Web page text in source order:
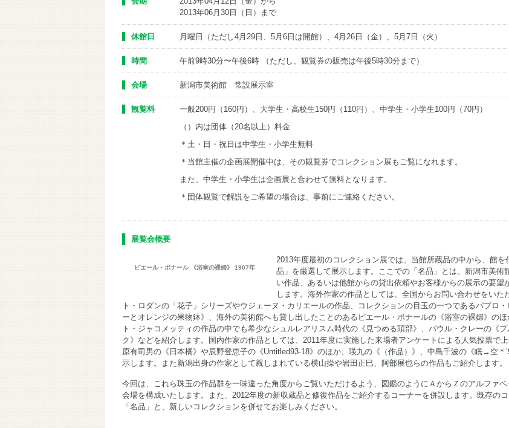
2013年06月30日（日）まで
休館日 月曜日（ただし4月29日、5月6日は開館）、4月26日（金）、5月7日（火）
時間 午前9時30分〜午後6時 （ただし、観覧券の販売は午後5時30分まで）
会場 新潟市美術館 常設展示室
観覧料
一般200円（160円）、大学生・高校生150円（110円）、中学生・小学生100円（70円）
（）内は団体（20名以上）料金
＊土・日・祝日は中学生・小学生無料
＊当館主催の企画展開催中は、その観覧券でコレクション展もご覧になれます。
また、中学生・小学生は企画展と合わせて無料となります。
＊団体観覧で解説をご希望の場合は、事前にご連絡ください。
展覧会概要
ピエール・ボナール 《浴室の裸婦》 1907年
2013年度最初のコレクション展では、当館所蔵品の中から、館を
品」を厳選して展示します。ここでの「名品」とは、新潟市美術
い作品、あるいは他館からの貸出依頼やお客様からの展示の要望
します。海外作家の作品としては、全国からお問い合わせをいた
ト・ロダンの「花子」シリーズやウジェーヌ・カリエールの作品、コレクションの目玉の一つであるパブロ
ーとオレンジの果物鉢》、海外の美術館へも貸し出したことのあるピエール・ボナールの《浴室の裸婦》の
ト・ジャコメッティの作品の中でも希少なシュルレアリスム時代の《見つめる頭部》、パウル・クレーの《プ
ク》などを紹介します。国内作家の作品としては、2011年度に実施した来場者アンケートによる人気投票で
原有司男の《日本橋》や辰野登恵子の《Untitled93-18》のほか、瑛九の《（作品）》、中島千波の《眠→空＊
示します。また新潟出身の作家として親しまれている横山操や岩田正巳、阿部展也らの作品もご紹介します。
今回は、これら珠玉の作品群を一味違った角度からご覧いただけるよう、図鑑のようにＡからＺのアルファ
会場を構成いたします。また、2012年度の新収蔵品と修復作品をご紹介するコーナーを併設します。既存の
「名品」と、新しいコレクションを併せてお楽しみください。